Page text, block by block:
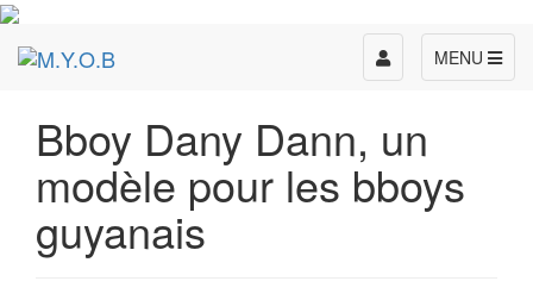
MENU
Toggle
navigation
Bboy Dany Dann, un
modèle pour les bboys
guyanais